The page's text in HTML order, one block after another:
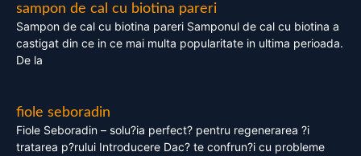
sampon de cal cu biotina pareri
Sampon de cal cu biotina pareri Samponul de cal cu biotina a
castigat din ce in ce mai multa popularitate in ultima perioada.
De la
fiole seboradin
Fiole Seboradin – solu?ia perfect? pentru regenerarea ?i
tratarea p?rului Introducere Dac? te confrun?i cu probleme